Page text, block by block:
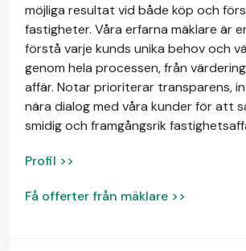
möjliga resultat vid både köp och
fastigheter. Våra erfarna mäklare är
förstå varje kunds unika behov och
genom hela processen, från
affär. Notar prioriterar transparens,
nära dialog med våra kunder för att
smidig och framgångsrik
Profil >>
Få offerter från mäklare >>